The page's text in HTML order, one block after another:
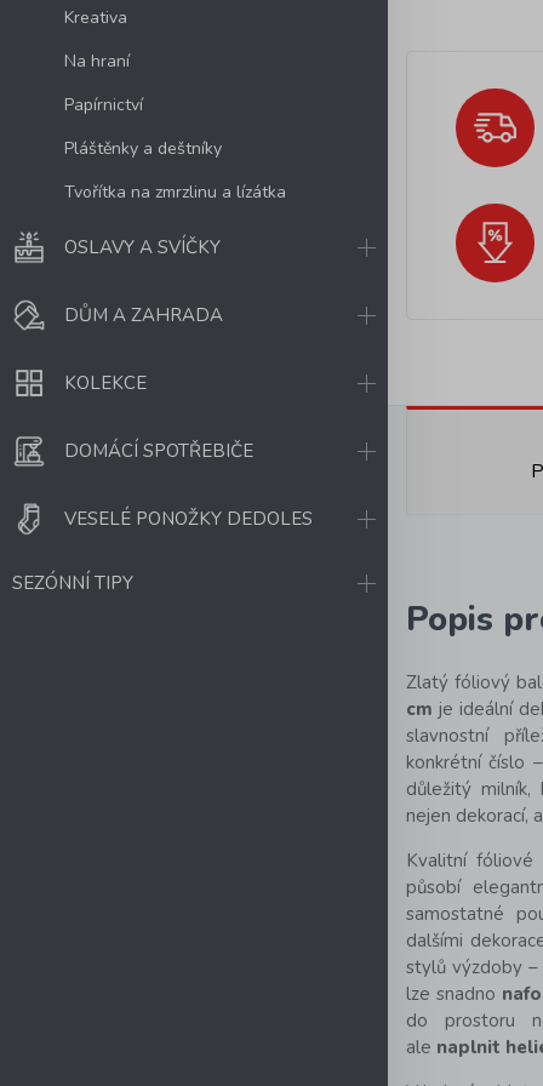
Kreativa
Na hraní
Papírnictví
Pláštěnky a deštníky
Tvořítka na zmrzlinu a lízátka
OSLAVY A SVÍČKY
DŮM A ZAHRADA
KOLEKCE
DOMÁCÍ SPOTŘEBIČE
VESELÉ PONOŽKY DEDOLES
SEZÓNNÍ TIPY
Popis
Zlatý fóliový
cm je ideální
slavnostní
konkrétní číslo
důležitý
nejen dekorací,
Kvalitní
působí
samostatné
dalšími
stylů výzdoby
lze snadno
do prostoru
ale naplnit